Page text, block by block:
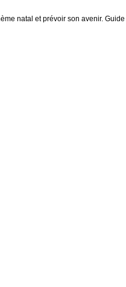
natal et prévoir son avenir.